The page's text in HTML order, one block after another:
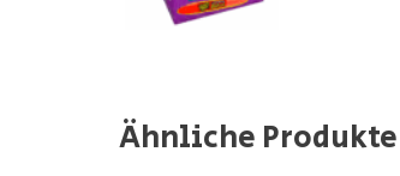
Ähnliche Produkte